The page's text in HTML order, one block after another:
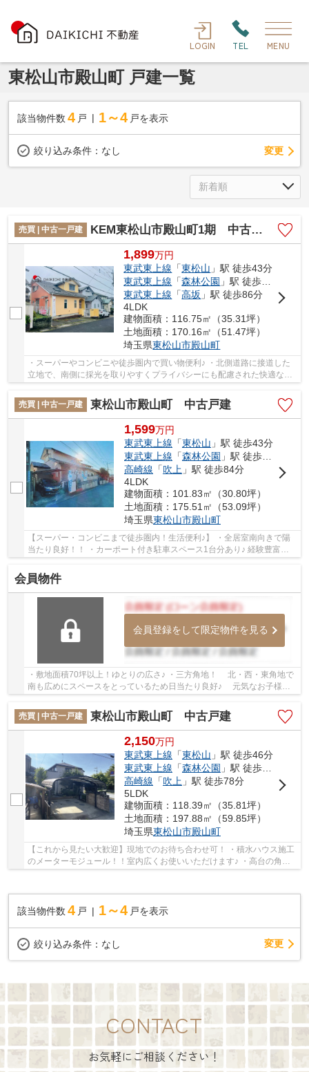
LOGIN TEL MENU
東松山市殿山町 戸建一覧
該当物件数 4 戸 1～4 戸を表示
絞り込み条件： なし 変更
売買 | 中古一戸建 KEM東松山市殿山町1期 中古戸建
1,899万円
東武東上線 「東松山 」駅 徒歩43分
東武東上線 「森林公園 」駅 徒歩56分
東武東上線 「高坂 」駅 徒歩86分
4LDK
建物面積：116.75㎡（35.31坪）
土地面積：170.16㎡（51.47坪）
埼玉県東松山市殿山町
・スーパーやコンビニや徒歩圏内で買い物便利♪ ・北側道路に接道した
立地で、南側に採光を取りやすくプライバシーにも配慮された快適な住
まい！ ・使い勝手の良い4LDKで、家族それぞれ...
売買 | 中古一戸建
東松山市殿山町 中古戸建
1,599万円
東武東上線 「東松山 」駅 徒歩43分
東武東上線 「森林公園 」駅 徒歩56分
高崎線 「吹上 」駅 徒歩84分
4LDK
建物面積：101.83㎡（30.80坪）
土地面積：175.51㎡（53.09坪）
埼玉県東松山市殿山町
【スーパー・コンビニまで徒歩圏内！生活便利♪】 ・全居室南向きで陽
当たり良好！！ ・カーポート付き駐車スペース1台分あり♪ 経験豊富な
キャリアのあるスタッフが物件資料を現地ま...
会員物件
会員登録をして限定物件を見る
・敷地面積70坪以上！ゆとりの広さ♪ ・三方角地！ 北・西・東角地で
南も広めにスペースをとっているため日当たり良好♪ 元気なお子様が
売買 | 中古一戸建
東松山市殿山町 中古戸建
2,150万円
東武東上線 「東松山 」駅 徒歩46分
東武東上線 「森林公園 」駅 徒歩61分
高崎線 「吹上 」駅 徒歩78分
5LDK
建物面積：118.39㎡（35.81坪）
土地面積：197.88㎡（59.85坪）
埼玉県東松山市殿山町
【これから見たい大歓迎】現地でのお待ち合わせ可！ ・積水ハウス施工
のメーターモジュール！！室内広くお使いいただけます♪ ・高台の角地
該当物件数 4 戸 1～4 戸を表示
絞り込み条件： なし 変更
CONTACT
お気軽にご相談ください！